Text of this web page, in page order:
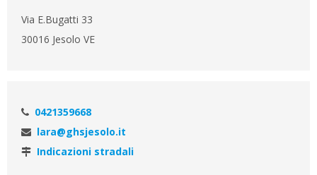
Via E.Bugatti 33
30016 Jesolo VE
0421359668
lara@ghsjesolo.it
Indicazioni stradali